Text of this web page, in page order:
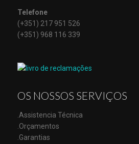
Telefone
(+351) 217 951 526
(+351) 968 116 339
OS NOSSOS SERVIÇOS
.Assistencia Técnica
.Orçamentos
.Garantias